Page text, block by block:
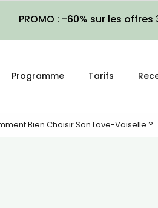
PROMO : -60% sur les
Programme Tarifs
Bien Choisir Son Lave-Vaiselle ?